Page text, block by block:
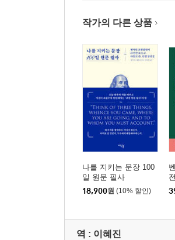
작가의 다른 상품
나를 지키는 문장 100
일 원문 필사
18,900원 (10% 할인)
역 : 이혜진